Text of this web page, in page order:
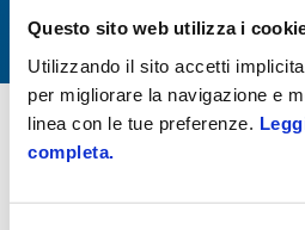
Questo sito web utilizza i
Utilizzando il sito accetti
per migliorare la navigazione e
linea con le tue preferenze.
completa.
Soluzioni Fatturazione
Materiale di supporto